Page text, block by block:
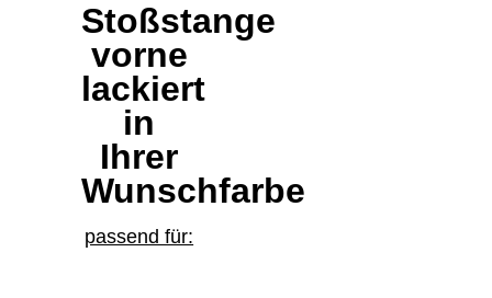
Stoßstange
vorne
lackiert
in
Ihrer
Wunschfarbe
passend für: